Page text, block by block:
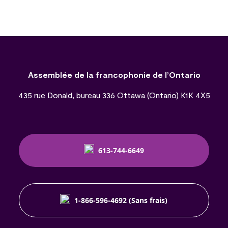
Assemblée de la francophonie de l’Ontario
435 rue Donald, bureau 336 Ottawa (Ontario) K1K 4X5
613-744-6649
1-866-596-4692 (Sans frais)